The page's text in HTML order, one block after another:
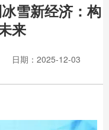
雪新经济：构
来
日期：2025-12-03